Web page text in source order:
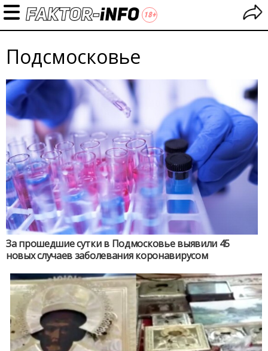
Подсмосковье
За прошедшие сутки в Подмосковье выявили 45
новых случаев заболевания коронавирусом